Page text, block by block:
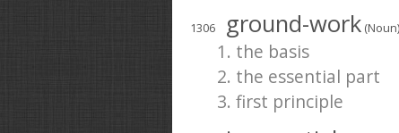
1306 ground-work (Noun)
1. the basis
2. the essential part
3. first principle